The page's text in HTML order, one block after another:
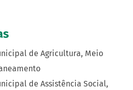
de Agricultura, Meio
de Assistência Social,